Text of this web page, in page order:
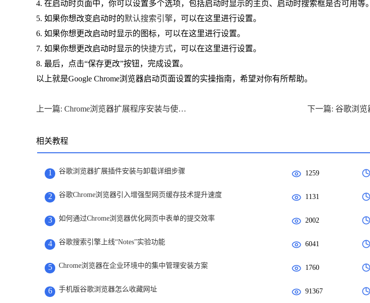
4. 在启动时页面中，你可以设置多个选项，包括启动时显示的主页、启动时搜索框是否可用等。
5. 如果你想改变启动时的默认搜索引擎，可以在这里进行设置。
6. 如果你想更改启动时显示的图标，可以在这里进行设置。
7. 如果你想更改启动时显示的快捷方式，可以在这里进行设置。
8. 最后，点击“保存更改”按钮，完成设置。
以上就是Google Chrome浏览器启动页面设置的实操指南，希望对你有所帮助。
上一篇: Chrome浏览器扩展程序安装与使用方法教程
相关教程
1 谷歌浏览器扩展插件安装与卸载详细步骤 1259
2 谷歌Chrome浏览器引入增强型网页缓存技术提升速度 1131
3 如何通过Chrome浏览器优化网页中表单的提交效率 2002
4 谷歌搜索引擎上线“Notes”实验功能 6041
5 Chrome浏览器在企业环境中的集中管理安装方案 1760
6 手机版谷歌浏览器怎么收藏网址 91367